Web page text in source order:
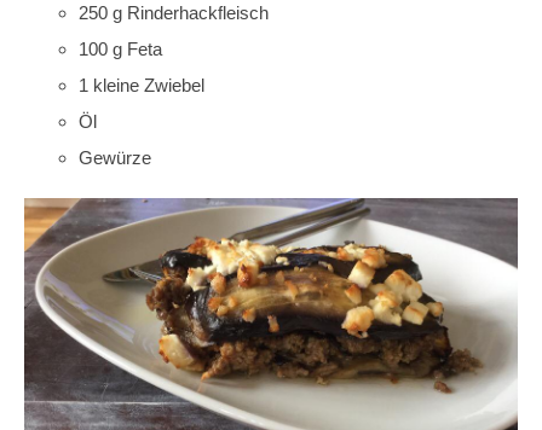
250 g Rinderhackfleisch
100 g Feta
1 kleine Zwiebel
Öl
Gewürze